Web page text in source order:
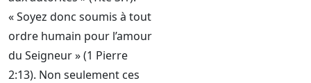
« Soyez donc soumis à tout
ordre humain pour l’amour
du Seigneur » (1 Pierre
2:13). Non seulement ces